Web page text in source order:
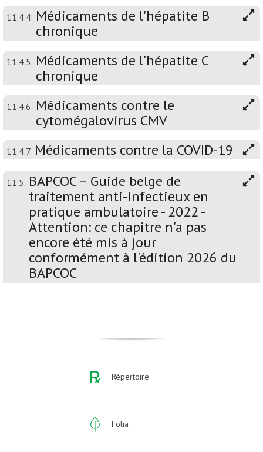
11.4.4. Médicaments de l'hépatite B
chronique
11.4.5. Médicaments de l'hépatite C
chronique
11.4.6. Médicaments contre le
cytomégalovirus CMV
11.4.7. Médicaments contre la COVID-19
11.5. BAPCOC – Guide belge de
traitement anti-infectieux en
pratique ambulatoire - 2022 -
Attention: ce chapitre n'a pas
encore été mis à jour
conformément à l'édition 2026 du
BAPCOC
Répertoire
Folia